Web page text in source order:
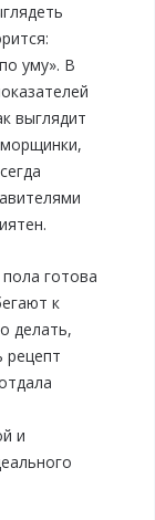
уму». В
выглядит
готова
к
делать,
рецепт
и